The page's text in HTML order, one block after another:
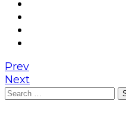
Prev
Next
Search